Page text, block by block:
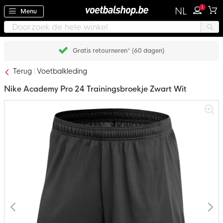
Menu NL 1
Gratis retourneren* (60 dagen)
Terug Voetbalkleding
Nike Academy Pro 24 Trainingsbroekje Zwart Wit